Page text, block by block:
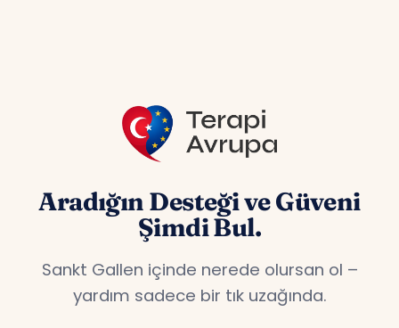
Aradığın Desteği ve Güveni
Şimdi Bul.
Sankt Gallen içinde nerede olursan ol –
yardım sadece bir tık uzağında.